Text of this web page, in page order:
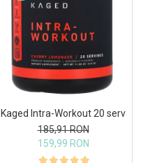
Kaged Intra-Workout 20 serv
185,91 RON
159,99 RON